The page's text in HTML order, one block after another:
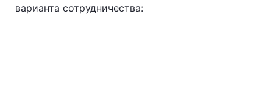
варианта сотрудничества: